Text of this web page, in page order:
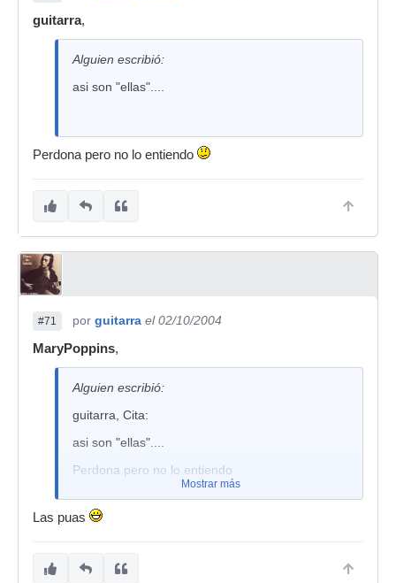
guitarra,
Alguien escribió:
asi son "ellas"....
Perdona pero no lo entiendo
#71 por guitarra el 02/10/2004
MaryPoppins,
Alguien escribió:
guitarra, Cita:
asi son "ellas"....
Perdona pero no lo entiendo
Mostrar más
Las puas